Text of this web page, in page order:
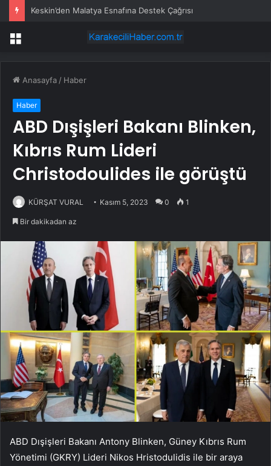
Keskin’den Malatya Esnafına Destek Çağrısı
Menü
Anasayfa / Haber
Haber
ABD Dışişleri Bakanı Blinken,
Kıbrıs Rum Lideri
Christodoulides ile görüştü
KÜRŞAT VURAL Kasım 5, 2023 0 1
Bir dakikadan az
ABD Dışişleri Bakanı Antony Blinken, Güney Kıbrıs Rum
Yönetimi (GKRY) Lideri Nikos Hristodulidis ile bir araya